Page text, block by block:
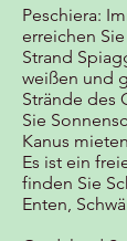
Peschiera:
erreichen
Strand
weißen und
Strände des
Sie
Kanus
Es ist ein
finden Sie
Enten,